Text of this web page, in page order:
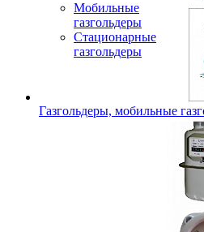
Мобильные
газгольдеры
Стационарные
газгольдеры
Газгольдеры, мобильные